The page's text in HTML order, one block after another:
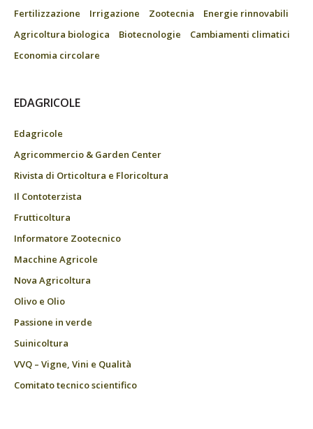
Fertilizzazione
Irrigazione Zootecnia
Energie rinnovabili
Agricoltura biologica
Biotecnologie
Cambiamenti climatici
Economia circolare
EDAGRICOLE
Edagricole
Agricommercio & Garden Center
Rivista di Orticoltura e Floricoltura
Il Contoterzista
Frutticoltura
Informatore Zootecnico
Macchine Agricole
Nova Agricoltura
Olivo e Olio
Passione in verde
Suinicoltura
VVQ – Vigne, Vini e Qualità
Comitato tecnico scientifico